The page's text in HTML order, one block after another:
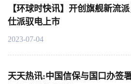
【环球时快讯】开创旗舰新流
仕派驭电上市
2023-07-04
天天热讯:中国信保与国口办签